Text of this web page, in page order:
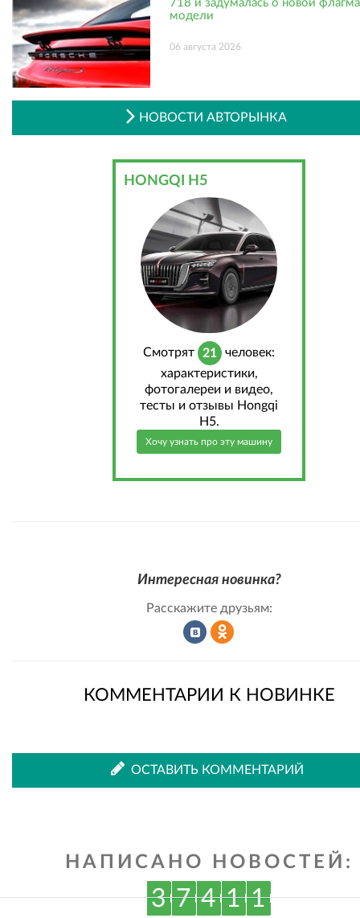
718 и задумалась о новой
модели
06 августа 2026
НОВОСТИ АВТОРЫНКА
HONGQI H5
Cмотрят 21
человек:
характеристики,
фотогалереи и видео,
тесты и отзывы Hongqi
H5.
Хочу узнать про эту машину
Интересная новинка?
Расскажите друзьям:
КОММЕНТАРИИ К НОВИНКЕ
ОСТАВИТЬ КОММЕНТАРИЙ
НАПИСАНО НОВОСТЕЙ:
3 7 4 1 1